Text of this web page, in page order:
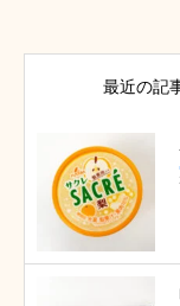
最近の記